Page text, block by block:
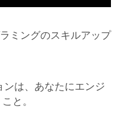
ミングのスキルアップ
ンは、あなたにエンジ
と。